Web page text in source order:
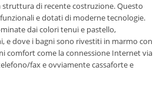
di recente costruzione. Questo
e dotati di moderne tecnologie.
dai colori tenui e pastello,
e dove i bagni sono rivestiti in marmo con
comfort come la connessione Internet via
fax e ovviamente cassaforte e